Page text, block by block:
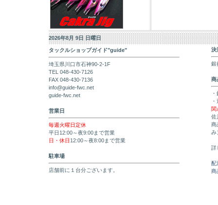
2026年8月 9日 日曜日
タックルショップガイド"guide"
埼玉県川口市石神90-2-1F
TEL 048-430-7126
FAX 048-430-7136
info@guide-fwc.net
guide-fwc.net
営業日
毎週火曜日定休
平日12:00～夜9:00まで営業
日・休日 12:00～夜8:00まで営業
駐車場
店舗前に１台分ございます。
決
銀
商
関
佐
商
み
詳
配
商